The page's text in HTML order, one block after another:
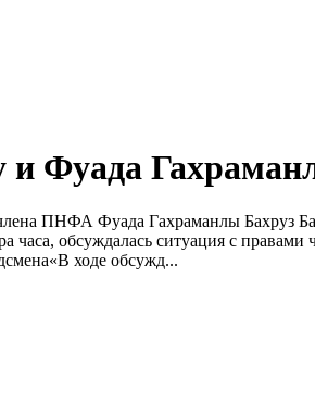
и Фуада
ПНФА Фуада Гахраманлы Бахруз
обсуждалась ситуация с правами
ходе обсужд...